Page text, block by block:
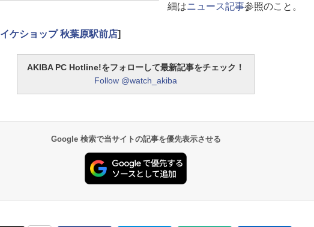
細はニュース記事参照のこと。
イケショップ 秋葉原駅前店]
AKIBA PC Hotline!をフォローして最新記事をチェック！
Follow @watch_akiba
Google 検索で当サイトの記事を優先表示させる